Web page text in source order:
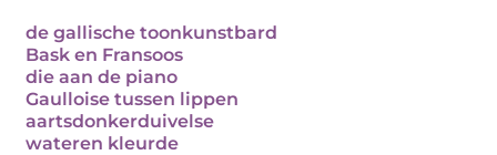
de gallische toonkunstbard
Bask en Fransoos
die aan de piano
Gaulloise tussen lippen
aartsdonkerduivelse
wateren kleurde